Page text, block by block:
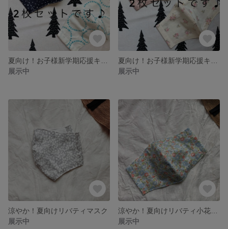
展示中
展示中
涼やか！夏向けリバティマスク
展示中
展示中